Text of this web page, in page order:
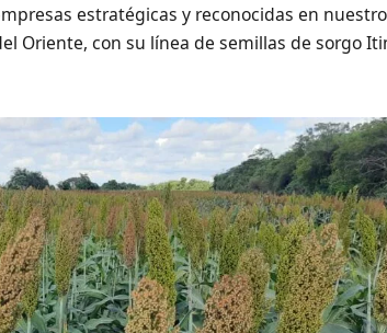
estratégicas y reconocidas en nuestro
Oriente, con su línea de semillas de sorgo